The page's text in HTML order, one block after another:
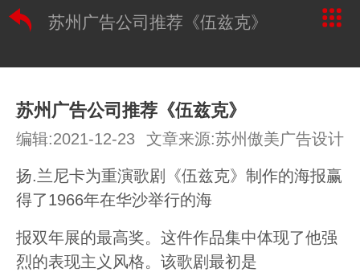
苏州广告公司推荐《伍兹克》
苏州广告公司推荐《伍兹克》
编辑:2021-12-23 文章来源:苏州傲美广告设计
扬.兰尼卡为重演歌剧《伍兹克》制作的海报赢
得了1966年在华沙举行的海
报双年展的最高奖。这件作品集中体现了他强
烈的表现主义风格。该歌剧最初是